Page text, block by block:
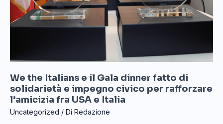
We the Italians e il Gala dinner fatto di
solidarietà e impegno civico per rafforzare
l’amicizia fra USA e Italia
Uncategorized / Di Redazione
di
solidarietà
rafforzare
l’amicizia
fra
USA